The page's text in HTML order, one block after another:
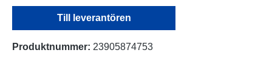
Till leverantören
Produktnummer: 23905874753